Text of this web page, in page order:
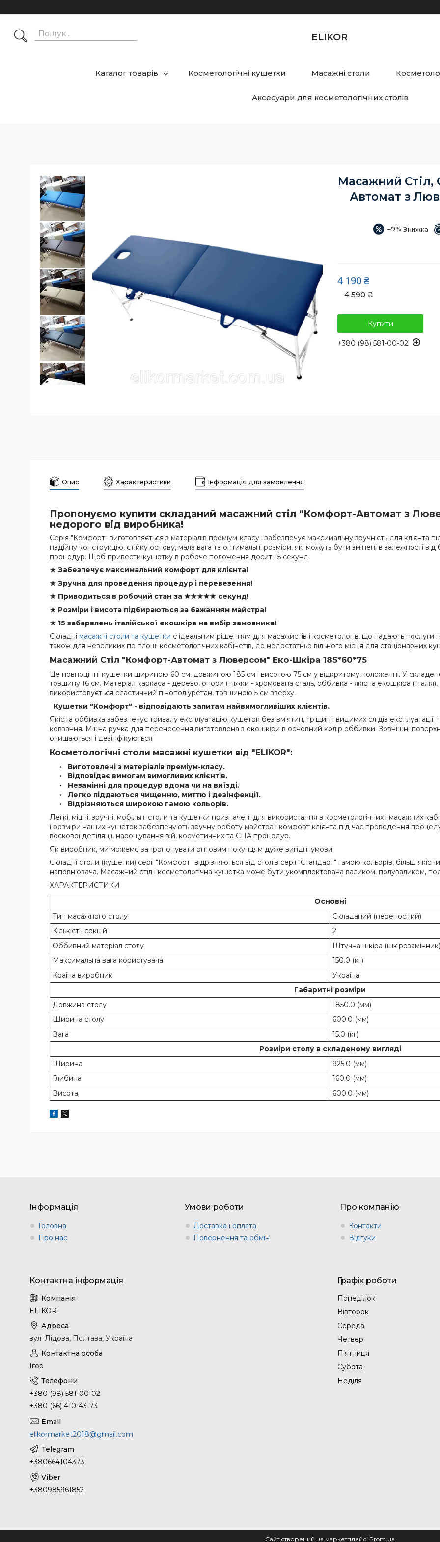
ELIKOR
Каталог товарів Косметологічні кушетки Масажні столи
Аксесуари для косметологічних столів
Масажний Стіл,
Автомат з
–9%
4 590 ₴
4 190 ₴
Купити
+380 (98) 581-00-02
Опис Характеристики Інформація для замовлення
Пропонуємо купити складаний масажний стіл "Комфорт-Автомат з
недорого від виробника!
Серія "Комфорт" виготовляється з матеріалів преміум-класу і забезпечує максимальну зручність для
надійну конструкцію, стійку основу, мала вага та оптимальні розміри, які можуть бути змінені в залежності
процедур. Щоб привести кушетку в робоче положення досить 5 секунд.
★ Забезпечує максимальний комфорт для клієнта!
★ Зручна для проведення процедур і перевезення!
★ Приводиться в робочий стан за ★★★★★ секунд!
★ Розміри і висота підбираються за бажанням майстра!
★ 15 забарвлень італійської екошкіра на вибір замовника!
Складні масажні столи та кушетки є ідеальним рішенням для масажистів і косметологів, що надають послуги
також для невеликих по площі косметологічних кабінетів, де недостатньо вільного місця для стаціонарних
Масажний Стіл "Комфорт-Автомат з Люверсом" Еко-Шкіра 185*60*75
Це повноцінні кушетки шириною 60 см, довжиною 185 см і висотою 75 см у відкритому положенні. У
товщину 16 см. Матеріал каркаса - дерево, опори і ніжки - хромована сталь, оббивка - якісна екошкіра
використовується еластичний пінополіуретан, товщиною 5 см зверху.
Кушетки "Комфорт" - відповідають запитам найвимогливіших клієнтів.
Якісна оббивка забезпечує тривалу експлуатацію кушеток без вм'ятин, тріщин і видимих слідів
ковзання. Міцна ручка для перенесення виготовлена з екошкіри в основний колір оббивки. Зовнішні
очищаються і дезінфікуються.
Косметологічні столи масажні кушетки від "ELIKOR":
Виготовлені з матеріалів преміум-класу.
Відповідає вимогам вимогливих клієнтів.
Незамінні для процедур вдома чи на виїзді.
Легко піддаються чищенню, миттю і дезінфекції.
Відрізняються широкою гамою кольорів.
Легкі, міцні, зручні, мобільні столи та кушетки призначені для використання в косметологічних і масажних
і розміри наших кушеток забезпечують зручну роботу майстра і комфорт клієнта під час проведення
воскової депіляції, нарощування вій, косметичних та СПА процедур.
Як виробник, ми можемо запропонувати оптовим покупцям дуже вигідні умови!
Складні столи (кушетки) серії "Комфорт" відрізняються від столів серії "Стандарт" гамою кольорів, більш
наповнювача. Масажний стіл і косметологічна кушетка може бути укомплектована валиком, полуваликом,
ХАРАКТЕРИСТИКИ
Основні
Тип масажного столу
Складаний (переносний)
Кількість секцій
2
Оббивний матеріал столу
Штучна шкіра (шкірозамінник)
Максимальна вага користувача
150.0 (кг)
Країна виробник
Україна
Габаритні розміри
Довжина столу
1850.0 (мм)
Ширина столу
600.0 (мм)
Вага
15.0 (кг)
Розміри столу в складеному вигляді
Ширина
925.0 (мм)
Глибина
160.0 (мм)
Висота
600.0 (мм)
Інформація
Головна
Про нас
Умови роботи
Доставка і оплата
Повернення та обмін
Про компанію
Контакти
Відгуки
ELIKOR
вул. Лідова, Полтава, Україна
Ігор
+380 (98) 581-00-02
+380 (66) 410-43-73
elikormarket2018@gmail.com
+380664104373
+380985961852
Графік роботи
Понеділок
Вівторок
Середа
Четвер
Пʼятниця
Субота
Неділя
Сайт створений на маркетплейсі Prom.ua